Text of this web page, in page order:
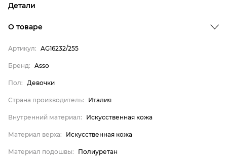
Детали
Бренд
Пол
Страна производитель
Внутренний материал
Asso
О товаре
Артикул: AG16232/255
Бренд: Asso
Пол: Девочки
Страна производитель: Италия
Внутренний материал: Искусственная кожа
Материал верха: Искусственная кожа
Материал подошвы: Полиуретан